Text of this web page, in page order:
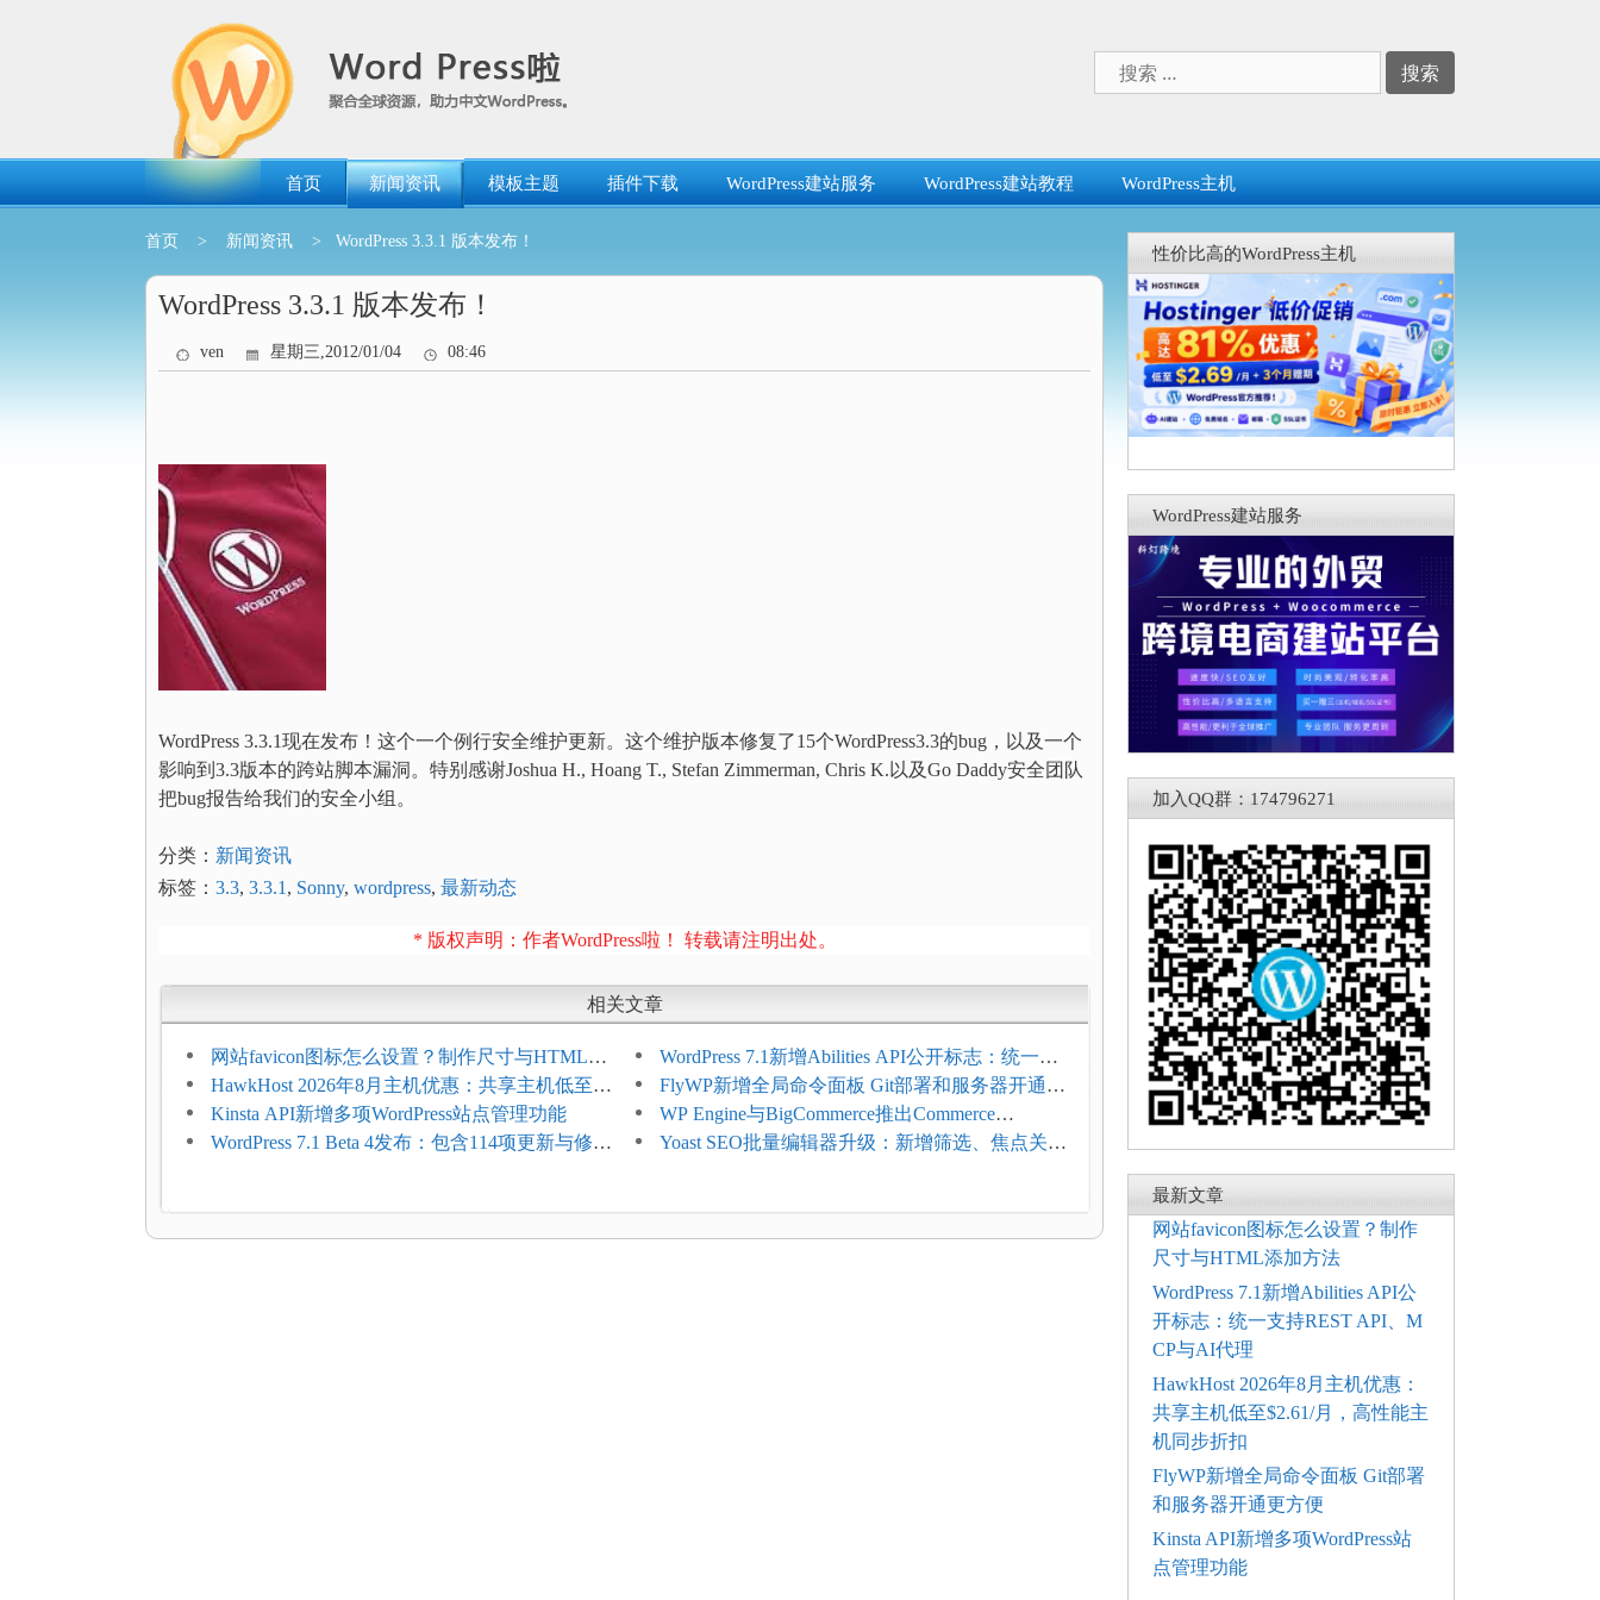
索：
首页 新闻资讯 模板主题 插件下载 WordPress建站服务 WordPress建站教程 WordPress主机
首页 > 新闻资讯 > WordPress 3.3.1 版本发布！
WordPress 3.3.1 版本发布！
ven 星期三,2012/01/04 08:46
WordPress 3.3.1现在发布！这个一个例行安全维护更新。这个维护版本修复了15个WordPress3.3的bug，以及一个
影响到3.3版本的跨站脚本漏洞。特别感谢Joshua H., Hoang T., Stefan Zimmerman, Chris K.以及Go Daddy安全团队
把bug报告给我们的安全小组。
分类： 新闻资讯
标签： 3.3, 3.3.1 , Sonny, wordpress, 最新动态
* 版权声明：作者WordPress啦！ 转载请注明出处。
相关文章
网站favicon图标怎么设置？制作尺寸与HTML添
加方法
WordPress 7.1新增Abilities API公开标志：统一支
持REST API、MCP与AI代理
HawkHost 2026年8月主机优惠：共享主机低至
$2.61/月，高性能主机同步折扣
FlyWP新增全局命令面板 Git部署和服务器开通更
方便
Kinsta API新增多项WordPress站点管理功能
WP Engine与BigCommerce推出Commerce
Connect：WordPress商店可保留前台体验并扩展电
WordPress 7.1 Beta 4发布：包含114项更新与修
Yoast SEO批量编辑器升级：新增筛选、焦点关键
性价比高的WordPress主机
WordPress建站服务
加入QQ群：174796271
最新文章
网站favicon图标怎么设置？制作
尺寸与HTML添加方法
WordPress 7.1新增Abilities API公
开标志：统一支持REST API、M
CP与AI代理
HawkHost 2026年8月主机优惠：
共享主机低至$2.61/月，高性能主
机同步折扣
FlyWP新增全局命令面板 Git部署
和服务器开通更方便
Kinsta API新增多项WordPress站
点管理功能